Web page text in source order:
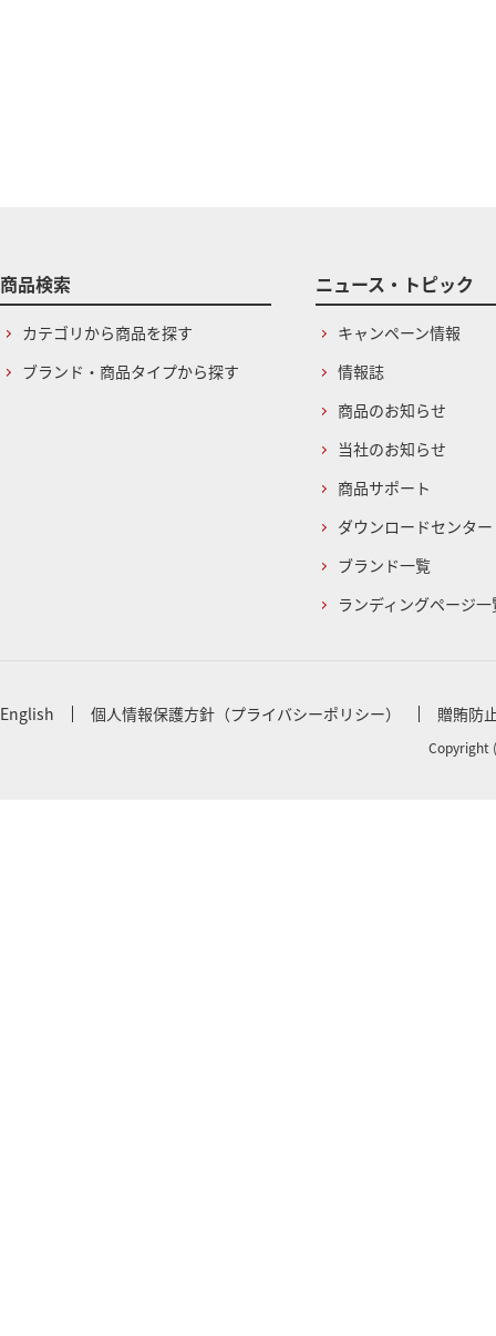
商品検索
カテゴリから商品を探す
ブランド・商品タイプから探す
ニュース・トピック
キャンペーン情報
情報誌
商品のお知らせ
当社のお知らせ
商品サポート
ダウンロードセンター
ブランド一覧
ランディングページ一
English 個人情報保護方針（プライバシーポリシー） 贈賄防
Copyright